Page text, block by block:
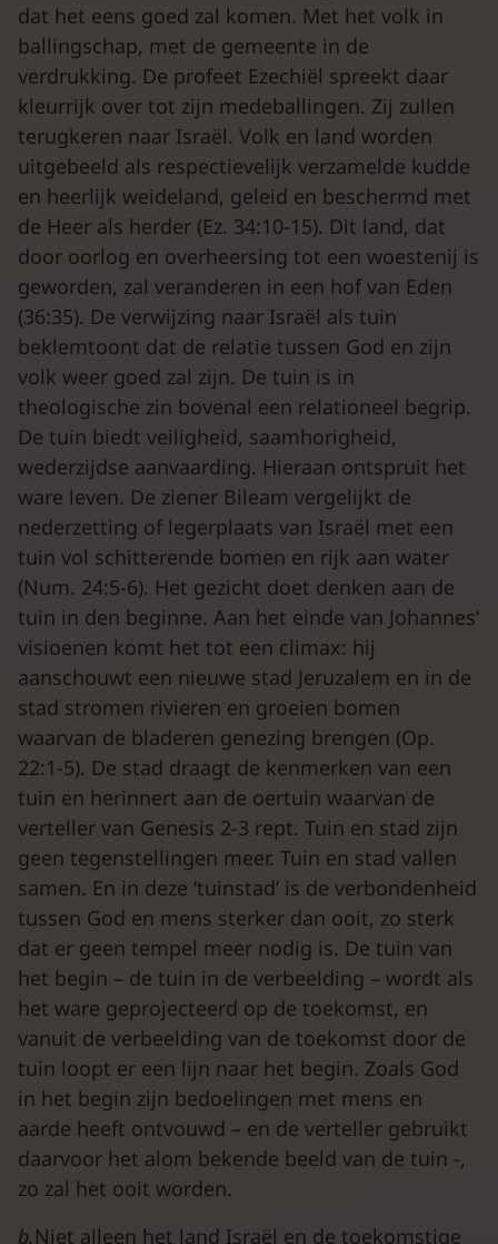
dat het eens goed zal komen. Met het volk in
ballingschap, met de gemeente in de
verdrukking. De profeet Ezechiël spreekt daar
kleurrijk over tot zijn medeballingen. Zij zullen
terugkeren naar Israël. Volk en land worden
uitgebeeld als respectievelijk verzamelde kudde
en heerlijk weideland, geleid en beschermd met
de Heer als herder (Ez. 34:10-15). Dit land, dat
door oorlog en overheersing tot een woestenij is
geworden, zal veranderen in een hof van Eden
(36:35). De verwijzing naar Israël als tuin
beklemtoont dat de relatie tussen God en zijn
volk weer goed zal zijn. De tuin is in
theologische zin bovenal een relationeel begrip.
De tuin biedt veiligheid, saamhorigheid,
wederzijdse aanvaarding. Hieraan ontspruit het
ware leven. De ziener Bileam vergelijkt de
nederzetting of legerplaats van Israël met een
tuin vol schitterende bomen en rijk aan water
(Num. 24:5-6). Het gezicht doet denken aan de
tuin in den beginne. Aan het einde van Johannes’
visioenen komt het tot een climax: hij
aanschouwt een nieuwe stad Jeruzalem en in de
stad stromen rivieren en groeien bomen
waarvan de bladeren genezing brengen (Op.
22:1-5). De stad draagt de kenmerken van een
tuin en herinnert aan de oertuin waarvan de
verteller van Genesis 2-3 rept. Tuin en stad zijn
geen tegenstellingen meer. Tuin en stad vallen
samen. En in deze ‘tuinstad’ is de verbondenheid
tussen God en mens sterker dan ooit, zo sterk
dat er geen tempel meer nodig is. De tuin van
het begin – de tuin in de verbeelding – wordt als
het ware geprojecteerd op de toekomst, en
vanuit de verbeelding van de toekomst door de
tuin loopt er een lijn naar het begin. Zoals God
in het begin zijn bedoelingen met mens en
aarde heeft ontvouwd – en de verteller gebruikt
daarvoor het alom bekende beeld van de tuin -,
zo zal het ooit worden.
b.Niet alleen het land Israël en de toekomstige